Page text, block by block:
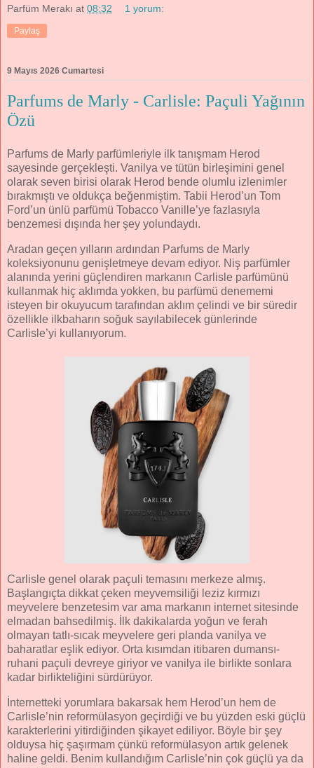
Parfüm Merakı at 08:32 1 yorum:
Paylaş
9 Mayıs 2026 Cumartesi
Parfums de Marly - Carlisle: Paçuli Yağının
Özü
Parfums de Marly parfümleriyle ilk tanışmam Herod
sayesinde gerçekleşti. Vanilya ve tütün birleşimini genel
olarak seven birisi olarak Herod bende olumlu izlenimler
bırakmıştı ve oldukça beğenmiştim. Tabii Herod’un Tom
Ford’un ünlü parfümü Tobacco Vanille’ye fazlasıyla
benzemesi dışında her şey yolundaydı.
Aradan geçen yılların ardından Parfums de Marly
koleksiyonunu genişletmeye devam ediyor. Niş parfümler
alanında yerini güçlendiren markanın Carlisle parfümünü
kullanmak hiç aklımda yokken, bu parfümü denememi
isteyen bir okuyucum tarafından aklım çelindi ve bir süredir
özellikle ilkbaharın soğuk sayılabilecek günlerinde
Carlisle’yi kullanıyorum.
Carlisle genel olarak paçuli temasını merkeze almış.
Başlangıçta dikkat çeken meyvemsiliği leziz kırmızı
meyvelere benzetesim var ama markanın internet sitesinde
elmadan bahsedilmiş. İlk dakikalarda yoğun ve ferah
olmayan tatlı-sıcak meyvelere geri planda vanilya ve
baharatlar eşlik ediyor. Orta kısımdan itibaren dumansı-
ruhani paçuli devreye giriyor ve vanilya ile birlikte sonlara
kadar birlikteliğini sürdürüyor.
İnternetteki yorumlara bakarsak hem Herod’un hem de
Carlisle’nin reformülasyon geçirdiği ve bu yüzden eski güçlü
karakterlerini yitirdiğinden şikayet ediliyor. Böyle bir şey
olduysa hiç şaşırmam çünkü reformülasyon artık gelenek
haline geldi. Benim kullandığım Carlisle’nin çok güçlü ya da